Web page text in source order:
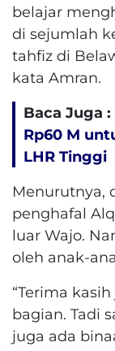
belajar
di sejumlah
tahfiz di
kata Amran.
Baca Juga :
Rp60 M
LHR Tinggi
Menurutnya,
penghafal
luar Wajo.
oleh anak-
“Terima
bagian. Tadi
juga ada